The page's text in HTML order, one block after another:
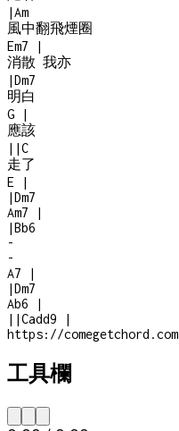
|Am
風中翻飛煙圈
Em7
|
消散 我亦
|Dm7
明白
G
|
應該
| |C
走了
E
|
|Dm7
Am7
|
|Bb6
-
-
A7
|
|Dm7
Ab6
|
| |Cadd9
|
https://comegetchord.com
工具欄